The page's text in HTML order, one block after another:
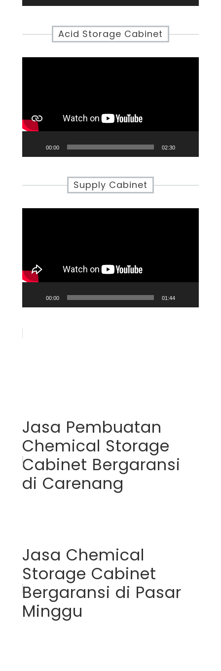
Acid Storage Cabinet
00:00 02:30
Supply Cabinet
00:00 01:44
Jasa Pembuatan
Chemical Storage
Cabinet Bergaransi
di Carenang
Jasa Chemical
Storage Cabinet
Bergaransi di Pasar
Minggu